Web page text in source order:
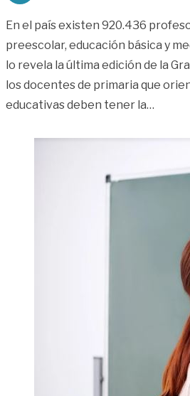
En el país existen 920.436
preescolar, educación básica y
lo revela la última edición de la
los docentes de primaria que
educativas deben tener la…